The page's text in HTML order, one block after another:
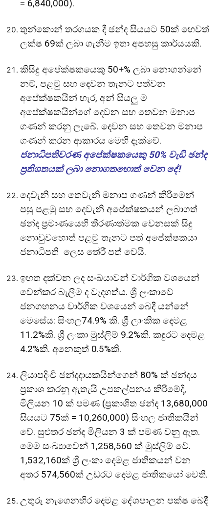
= 6,840,000).
තුන්කොන් තරගයක දී ඡන්ද සියයට 50ක් හෙවත්
ලක්ෂ 69ක් ලබා ගැනීම ඉතා අපහසු කාර්යයකි.
කිසිදු අපේක්ෂකයෙකු 50+% ලබා නොගන්නේ
නම්, පළමු සහ දෙවන තැනට පත්වන
අපේක්ෂකයින් හැර, අන් සියලු ම
අපේක්ෂකයින්ගේ දෙවන සහ තෙවන මනාප
ගණන් කරනු ලැබේ. දෙවන සහ තෙවන මනාප
ගණන් කරන ආකාරය මෙහි දැක්වේ.
ජනාධිපතිවරණ අපේක්ෂකයෙකු 50% වැඩි ඡන්ද
ප්‍රතිශතයක් ලබා නොගතහොත් වෙන දේ!
දෙවැනි සහ තෙවැනි මනාප ගණන් කිරීමෙන්
පසු පළමු සහ දෙවැනි අපේක්ෂකයන් ලබාගත්
ඡන්ද ප්‍රමාණයෙහි තීරණාත්මක වෙනසක් සිදු
නොවුවහොත් පළමු තැනට පත් අපේක්ෂකයා
ජනාධිපති ලෙස තේරී පත් වෙයි.
ඉහත දක්වන ලද සංඛයාවන් වාර්ගික වශයෙන්
වෙන්කර බැලීම ද වැදගත්ය. ශ්‍රී ලංකාවේ
ජනගහනය වාර්ගික වශයෙන් බෙදී යන්නේ
මෙසේය: සිංහල74.9% කි. ශ්‍රී ලාංකික දෙමළ
11.2%කි. ශ්‍රී ලංකා මුස්ලිම් 9.2%කි. කඳුරට දෙමළ
4.2%කි. අනෙකුත් 0.5%කි.
ලියාපදිංචි ඡන්දදායකයින්ගෙන් 80% ක් ඡන්දය
ප්‍රකාශ කරනු ඇතැයි උපකල්පනය කිරීමේදී,
මිලියන 10 ක් පමණ (ප්‍රකාශිත ඡන්ද 13,680,000
සියයට 75ක් = 10,260,000) සිංහල ජාතිකයින්
වේ. සුළුතර ඡන්ද මිලියන 3 ක් පමණ වනු ඇත.
මෙම සංඛ්‍යාවෙන් 1,258,560 ක් මුස්ලිම් වේ.
1,532,160ක් ශ්‍රී ලංකා දෙමළ ජාතිකයන් වන
අතර 574,560ක් උඩරට දෙමළ ජාතිකයෝ වෙති.
උතුරු නැගෙනහිර දෙමළ දේශපාලන පක්ෂ බෙදී